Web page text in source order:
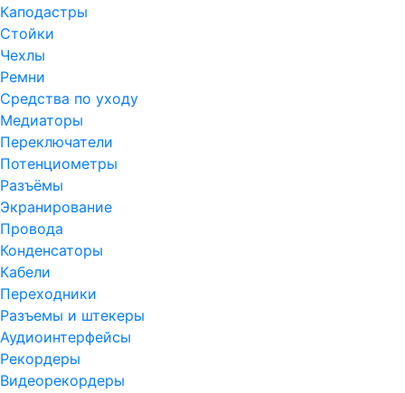
Каподастры
Стойки
Чехлы
Ремни
Средства по уходу
Медиаторы
Переключатели
Потенциометры
Разъёмы
Экранирование
Провода
Конденсаторы
Кабели
Переходники
Разъемы и штекеры
Аудиоинтерфейсы
Рекордеры
Видеорекордеры